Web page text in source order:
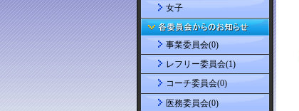
女子
事業委員会(0)
レフリー委員会(1)
コーチ委員会(0)
医務委員会(0)